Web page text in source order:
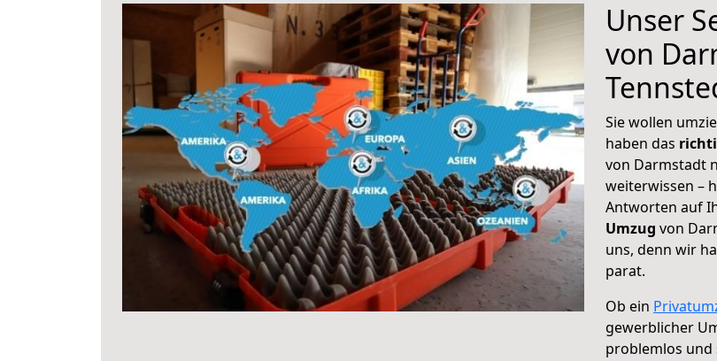
Unser
von
Sie wollen
haben das
von Darmstadt
weiterwissen –
Antworten auf
Umzug von
uns, denn wir
parat.
Ob ein
gewerblicher
problemlos und